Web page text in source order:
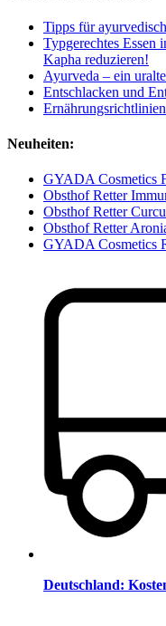
Tipps für
Typgerechtes
Kapha reduzieren!
Ayurveda – ein
Entschlacken und
Neuheiten:
GYADA Cosmetics
Obsthof Retter
Obsthof Retter
Obsthof Retter
GYADA Cosmetics
Deutschland: